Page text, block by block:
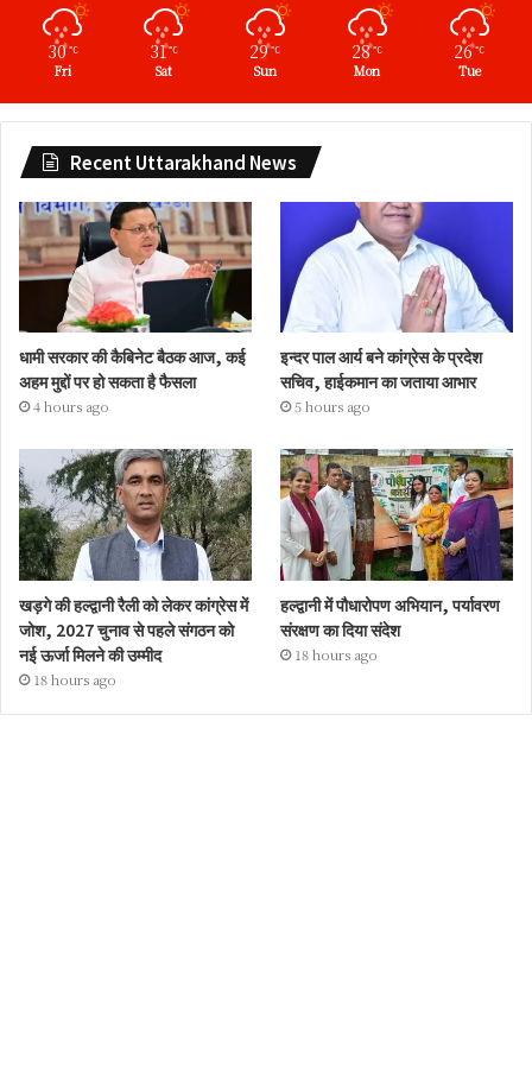
30 ℃
Fri
31℃
Sat
29℃
Sun
28℃
Mon
26℃
Tue
Recent Uttarakhand News
धामी सरकार की कैबिनेट बैठक आज, कई
अहम मुद्दों पर हो सकता है फैसला
4 hours ago
इन्दर पाल आर्य बने कांग्रेस के प्रदेश
सचिव, हाईकमान का जताया आभार
5 hours ago
खड़गे की हल्द्वानी रैली को लेकर कांग्रेस में
जोश, 2027 चुनाव से पहले संगठन को
नई ऊर्जा मिलने की उम्मीद
18 hours ago
हल्द्वानी में पौधारोपण अभियान, पर्यावरण
संरक्षण का दिया संदेश
18 hours ago